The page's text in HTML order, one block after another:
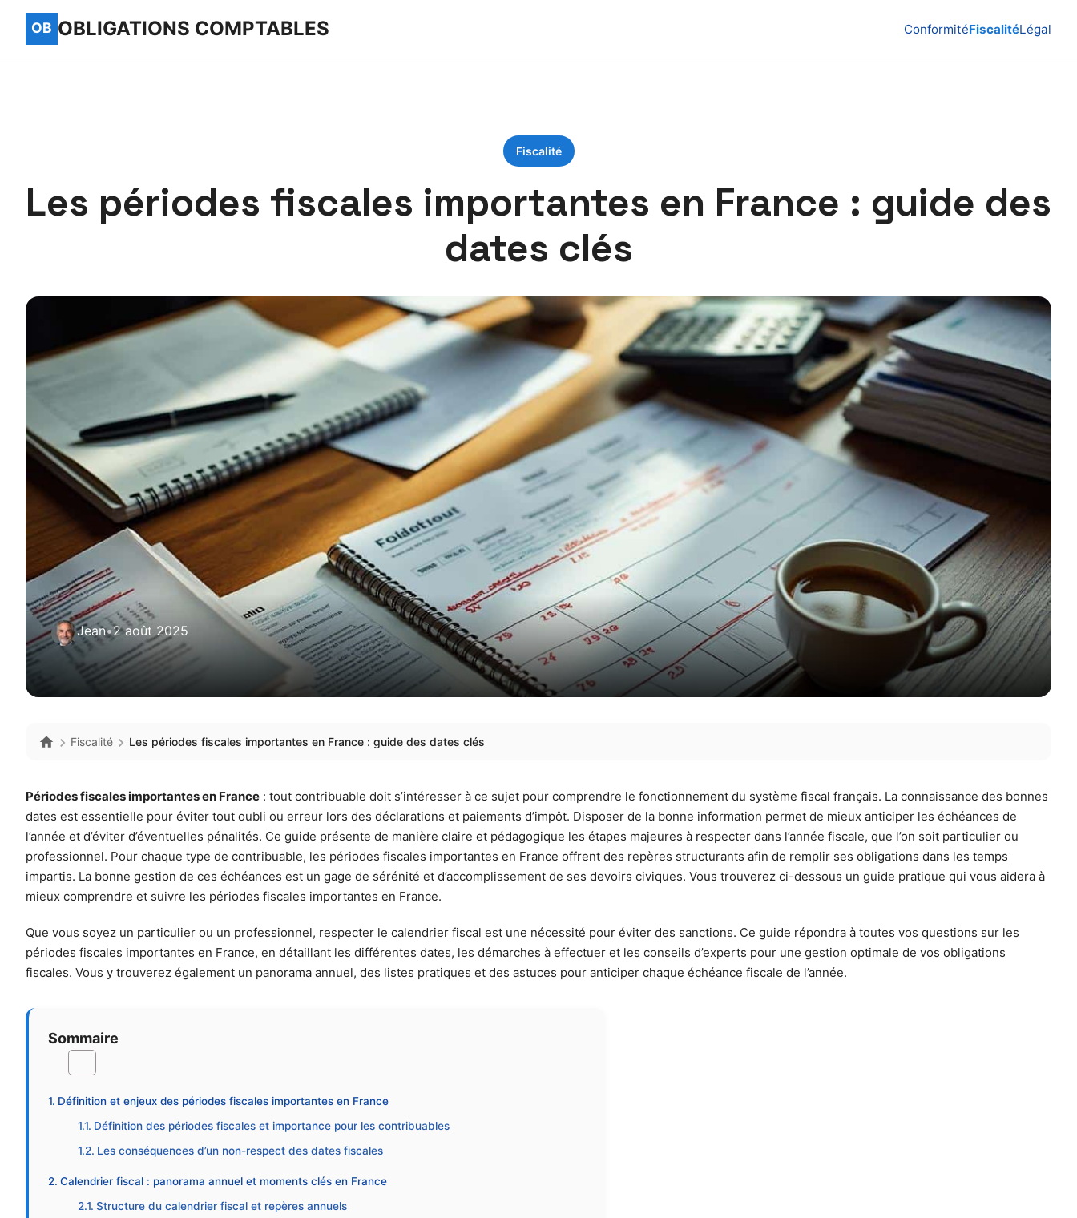
OBLIGATIONS COMPTABLES ConformitéFiscalitéLégal
Fiscalité
Les périodes fiscales importantes en France : guide des
dates clés
Jean•2 août 2025
Fiscalité Les périodes fiscales importantes en France : guide des dates clés
Périodes fiscales importantes en France : tout contribuable doit s’intéresser à ce sujet pour comprendre le fonctionnement du système fiscal français. La connaissance des bonnes
dates est essentielle pour éviter tout oubli ou erreur lors des déclarations et paiements d’impôt. Disposer de la bonne information permet de mieux anticiper les échéances de
l’année et d’éviter d’éventuelles pénalités. Ce guide présente de manière claire et pédagogique les étapes majeures à respecter dans l’année fiscale, que l’on soit particulier ou
professionnel. Pour chaque type de contribuable, les périodes fiscales importantes en France offrent des repères structurants afin de remplir ses obligations dans les temps
impartis. La bonne gestion de ces échéances est un gage de sérénité et d’accomplissement de ses devoirs civiques. Vous trouverez ci-dessous un guide pratique qui vous aidera à
mieux comprendre et suivre les périodes fiscales importantes en France.
Que vous soyez un particulier ou un professionnel, respecter le calendrier fiscal est une nécessité pour éviter des sanctions. Ce guide répondra à toutes vos questions sur les
périodes fiscales importantes en France, en détaillant les différentes dates, les démarches à effectuer et les conseils d’experts pour une gestion optimale de vos obligations
fiscales. Vous y trouverez également un panorama annuel, des listes pratiques et des astuces pour anticiper chaque échéance fiscale de l’année.
Sommaire
Définition et enjeux des périodes fiscales importantes en France
Définition des périodes fiscales et importance pour les contribuables
Les conséquences d’un non-respect des dates fiscales
Calendrier fiscal : panorama annuel et moments clés en France
Structure du calendrier fiscal et repères annuels